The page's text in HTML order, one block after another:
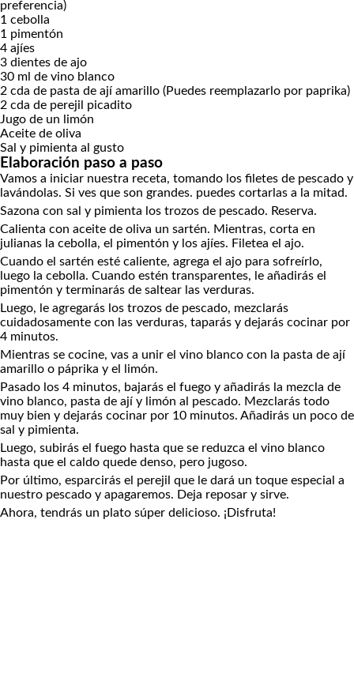
preferencia)
1 cebolla
1 pimentón
4 ajíes
3 dientes de ajo
30 ml de vino blanco
2 cda de pasta de ají amarillo (Puedes reemplazarlo por paprika)
2 cda de perejil picadito
Jugo de un limón
Aceite de oliva
Sal y pimienta al gusto
Elaboración paso a paso
Vamos a iniciar nuestra receta, tomando los filetes de pescado y
lavándolas. Si ves que son grandes. puedes cortarlas a la mitad.
Sazona con sal y pimienta los trozos de pescado. Reserva.
Calienta con aceite de oliva un sartén. Mientras, corta en
julianas la cebolla, el pimentón y los ajíes. Filetea el ajo.
Cuando el sartén esté caliente, agrega el ajo para sofreírlo,
luego la cebolla. Cuando estén transparentes, le añadirás el
pimentón y terminarás de saltear las verduras.
Luego, le agregarás los trozos de pescado, mezclarás
cuidadosamente con las verduras, taparás y dejarás cocinar por
4 minutos.
Mientras se cocine, vas a unir el vino blanco con la pasta de ají
amarillo o páprika y el limón.
Pasado los 4 minutos, bajarás el fuego y añadirás la mezcla de
vino blanco, pasta de ají y limón al pescado. Mezclarás todo
muy bien y dejarás cocinar por 10 minutos. Añadirás un poco de
sal y pimienta.
Luego, subirás el fuego hasta que se reduzca el vino blanco
hasta que el caldo quede denso, pero jugoso.
Por último, esparcirás el perejil que le dará un toque especial a
nuestro pescado y apagaremos. Deja reposar y sirve.
Ahora, tendrás un plato súper delicioso. ¡Disfruta!